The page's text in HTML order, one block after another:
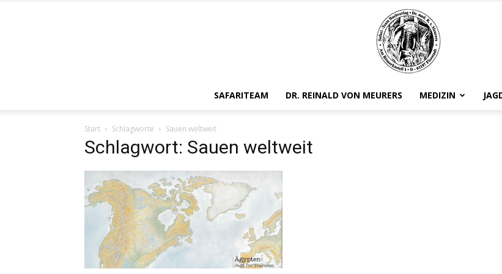
SAFARITEAM DR. REINALD VON MEURERS MEDIZIN
Start Schlagworte Sauen weltweit
Schlagwort: Sauen weltweit